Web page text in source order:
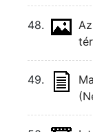
48.
49.